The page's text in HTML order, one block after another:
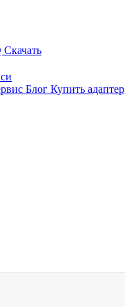
Скачать
Блог Купить адаптер